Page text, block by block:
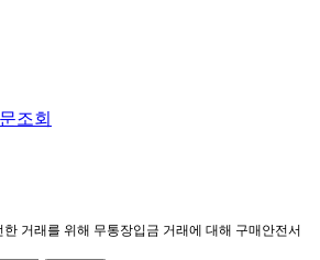
조회
거래를 위해 무통장입금 거래에 대해 구매안전서